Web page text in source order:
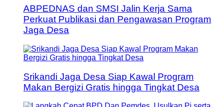
ABPEDNAS dan SMSI Jalin Kerja Sama
Perkuat Publikasi dan Pengawasan Program
Jaga Desa
Srikandi Jaga Desa Siap Kawal Program
Makan Bergizi Gratis hingga Tingkat Desa